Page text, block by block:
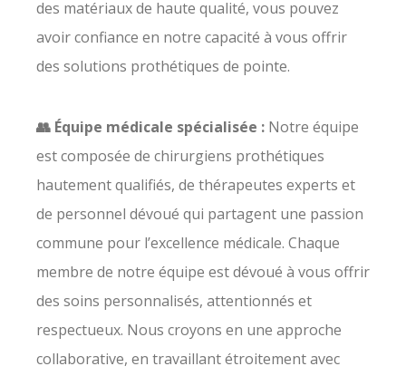
des matériaux de haute qualité, vous pouvez
avoir confiance en notre capacité à vous offrir
des solutions prothétiques de pointe.
👥 Équipe médicale spécialisée : Notre équipe
est composée de chirurgiens prothétiques
hautement qualifiés, de thérapeutes experts et
de personnel dévoué qui partagent une passion
commune pour l’excellence médicale. Chaque
membre de notre équipe est dévoué à vous offrir
des soins personnalisés, attentionnés et
respectueux. Nous croyons en une approche
collaborative, en travaillant étroitement avec